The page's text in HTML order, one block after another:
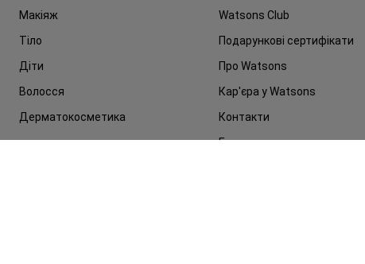
Макіяж
Тіло
Діти
Волосся
Дерматокосметика
Watsons Club
Подарункові сертифікати
Про Watsons
Кар'єра у Watsons
Контакти
Блог